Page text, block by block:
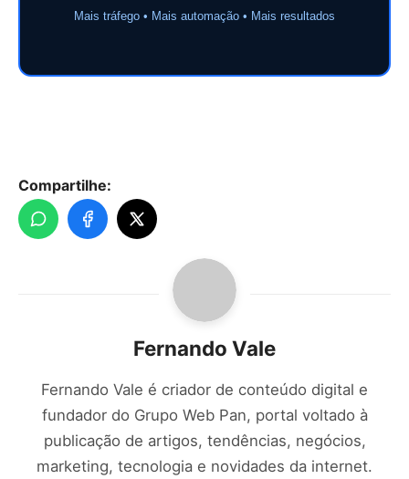
Mais tráfego • Mais automação • Mais resultados
Compartilhe:
Fernando Vale
Fernando Vale é criador de conteúdo digital e
fundador do Grupo Web Pan, portal voltado à
publicação de artigos, tendências, negócios,
marketing, tecnologia e novidades da internet.